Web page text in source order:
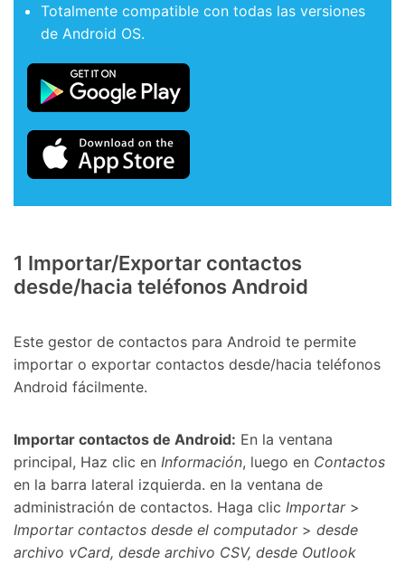
Totalmente compatible con todas las versiones
de Android OS.
1 Importar/Exportar contactos
desde/hacia teléfonos Android
Este gestor de contactos para Android te permite
importar o exportar contactos desde/hacia teléfonos
Android fácilmente.
Importar contactos de Android: En la ventana
principal, Haz clic en Información, luego en Contactos
en la barra lateral izquierda. en la ventana de
administración de contactos. Haga clic Importar>
Importar contactos desde el computador> desde
archivo vCard, desde archivo CSV, desde Outlook